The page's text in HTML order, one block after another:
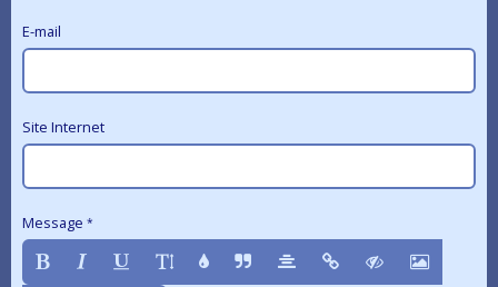
E-mail
Site Internet
Message